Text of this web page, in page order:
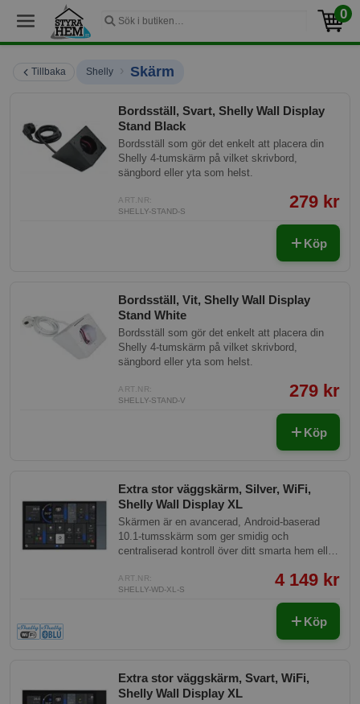
0
Tillbaka Shelly › Skärm
Bordsställ, Svart, Shelly Wall Display
Stand Black
Bordsställ som gör det enkelt att placera din
Shelly 4-tumskärm på vilket skrivbord,
sängbord eller yta som helst.
ART.NR:
SHELLY-STAND-S
279 kr
Köp
Bordsställ, Vit, Shelly Wall Display
Stand White
Bordsställ som gör det enkelt att placera din
Shelly 4-tumskärm på vilket skrivbord,
sängbord eller yta som helst.
ART.NR:
SHELLY-STAND-V
279 kr
Köp
Extra stor väggskärm, Silver, WiFi,
Shelly Wall Display XL
Skärmen är en avancerad, Android-baserad
10.1-tumsskärm som ger smidig och
centraliserad kontroll över ditt smarta hem eller
en standard europeisk dosa, och kräver endast
en 230V strömtillförsel och en 2.4 GHz Wi-Fi-
ART.NR:
SHELLY-WD-XL-S
4 149 kr
Köp
Extra stor väggskärm, Svart, WiFi,
Shelly Wall Display XL